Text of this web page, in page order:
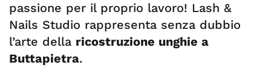
passione per il proprio lavoro! Lash &
Nails Studio rappresenta senza dubbio
l’arte della ricostruzione unghie a
Buttapietra.